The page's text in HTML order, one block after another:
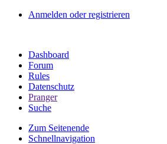
Anmelden oder registrieren
Dashboard
Forum
Rules
Datenschutz
Pranger
Suche
Zum Seitenende
Schnellnavigation